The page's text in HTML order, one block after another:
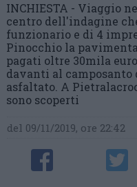
INCHIESTA - Viaggio
centro dell'indagine
funzionario e di 4
Pinocchio la
pagati oltre 30mila
davanti al camposanto
asfaltato. A
sono scoperti
del 09/11/2019, ore 22:42